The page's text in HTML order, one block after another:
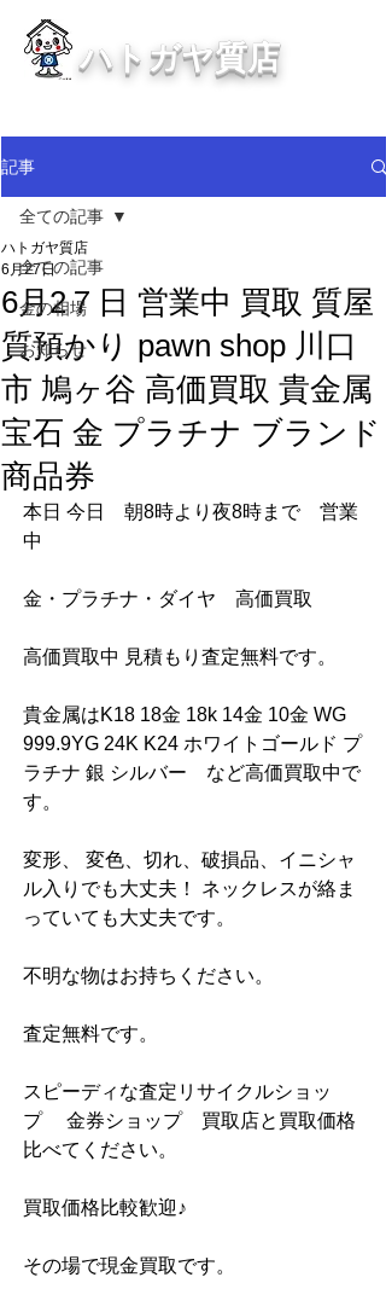
ハトガヤ質店
記事
全ての記事
金の相場
お知らせ
全ての記事
6月2７日 営業中 買取 質屋
質預かり pawn shop 川口
市 鳩ヶ谷 高価買取 貴金属
宝石 金 プラチナ ブランド
商品券
ハトガヤ質店
6月27日
本日 今日　朝8時より夜8時まで　営業
中
金・プラチナ・ダイヤ　高価買取
高価買取中 見積もり査定無料です。
貴金属はK18 18金 18k 14金 10金 WG
999.9YG 24K K24 ホワイトゴールド プ
ラチナ 銀 シルバー　など高価買取中で
す。
変形、 変色、切れ、破損品、イニシャ
ル入りでも大丈夫！ ネックレスが絡ま
っていても大丈夫です。
不明な物はお持ちください。
査定無料です。
スピーディな査定リサイクルショッ
プ　 金券ショップ　買取店と買取価格
比べてください。
買取価格比較歓迎♪
その場で現金買取です。